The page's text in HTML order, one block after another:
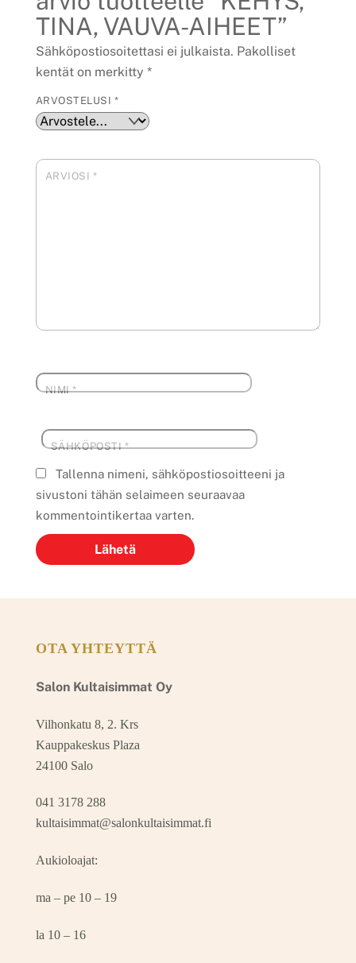
TINA, VAUVA-AIHEET”
Sähköpostiosoitettasi ei julkaista. Pakolliset
kentät on merkitty *
ARVOSTELUSI *
ARVIOSI *
NIMI*
SÄHKÖPOSTI*
Tallenna nimeni, sähköpostiosoitteeni ja
sivustoni tähän selaimeen seuraavaa
kommentointikertaa varten.
OTA YHTEYTTÄ
Salon Kultaisimmat Oy
Vilhonkatu 8, 2. Krs
Kauppakeskus Plaza
24100 Salo
041 3178 288
kultaisimmat@salonkultaisimmat.fi
Aukioloajat:
ma – pe 10 – 19
la 10 – 16